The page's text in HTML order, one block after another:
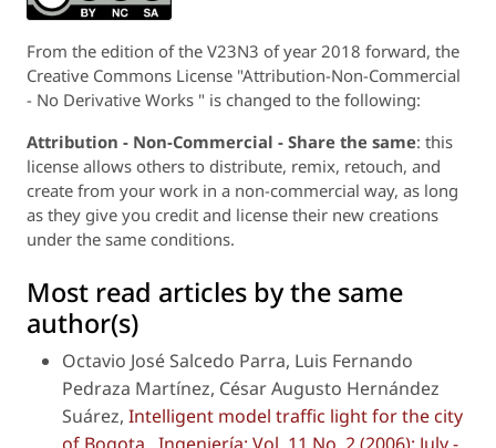
From the edition of the V23N3 of year 2018 forward, the
Creative Commons License "Attribution-Non-Commercial
- No Derivative Works " is changed to the following:
Attribution - Non-Commercial - Share the same: this
license allows others to distribute, remix, retouch, and
create from your work in a non-commercial way, as long
as they give you credit and license their new creations
under the same conditions.
Most read articles by the same
author(s)
Octavio José Salcedo Parra, Luis Fernando
Pedraza Martínez, César Augusto Hernández
Suárez, Intelligent model traffic light for the city